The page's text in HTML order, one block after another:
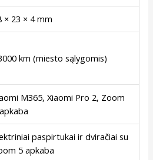
× 23 × 4 mm
km (miesto sąlygomis)
M365, Xiaomi Pro 2, Zoom
paspirtukai ir dviračiai su
5 apkaba